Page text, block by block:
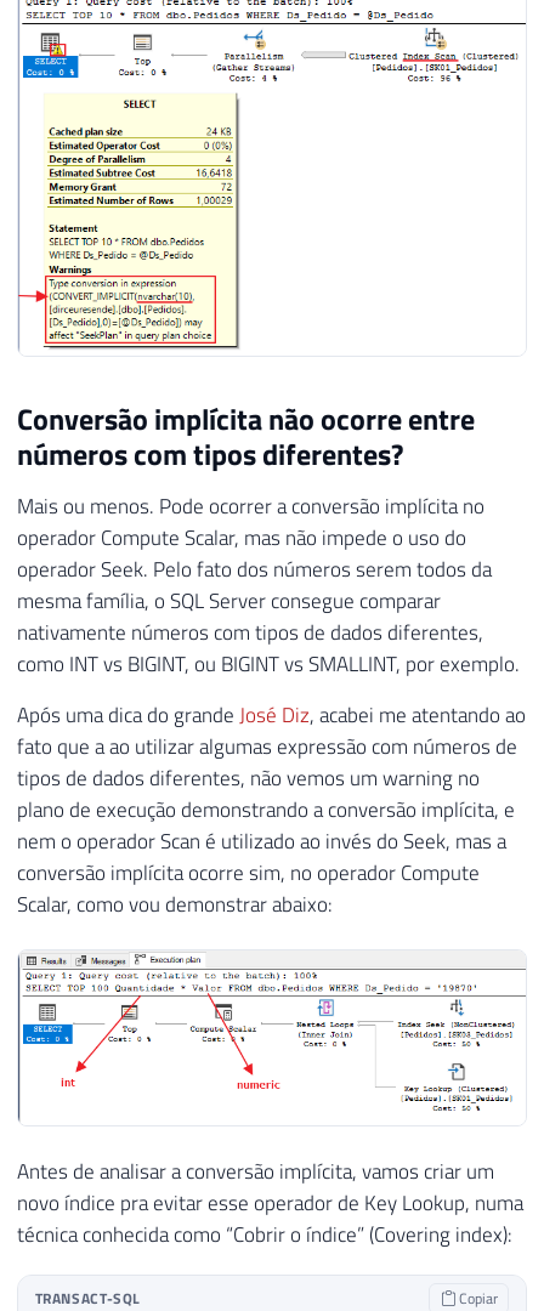
Conversão implícita não ocorre entre
números com tipos diferentes?
Mais ou menos. Pode ocorrer a conversão implícita no
operador Compute Scalar, mas não impede o uso do
operador Seek. Pelo fato dos números serem todos da
mesma família, o SQL Server consegue comparar
nativamente números com tipos de dados diferentes,
como INT vs BIGINT, ou BIGINT vs SMALLINT, por exemplo.
Após uma dica do grandeJosé Diz, acabei me atentando ao
fato que a ao utilizar algumas expressão com números de
tipos de dados diferentes, não vemos um warning no
plano de execução demonstrando a conversão implícita, e
nem o operador Scan é utilizado ao invés do Seek, mas a
conversão implícita ocorre sim, no operador Compute
Scalar, como vou demonstrar abaixo:
Antes de analisar a conversão implícita, vamos criar um
novo índice pra evitar esse operador de Key Lookup, numa
técnica conhecida como “Cobrir o índice” (Covering index):
TRANSACT-SQL Copiar